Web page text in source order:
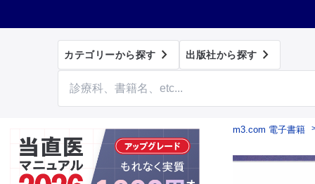
カテゴリーから探す  出版社から探す 
m3.com 電子書籍